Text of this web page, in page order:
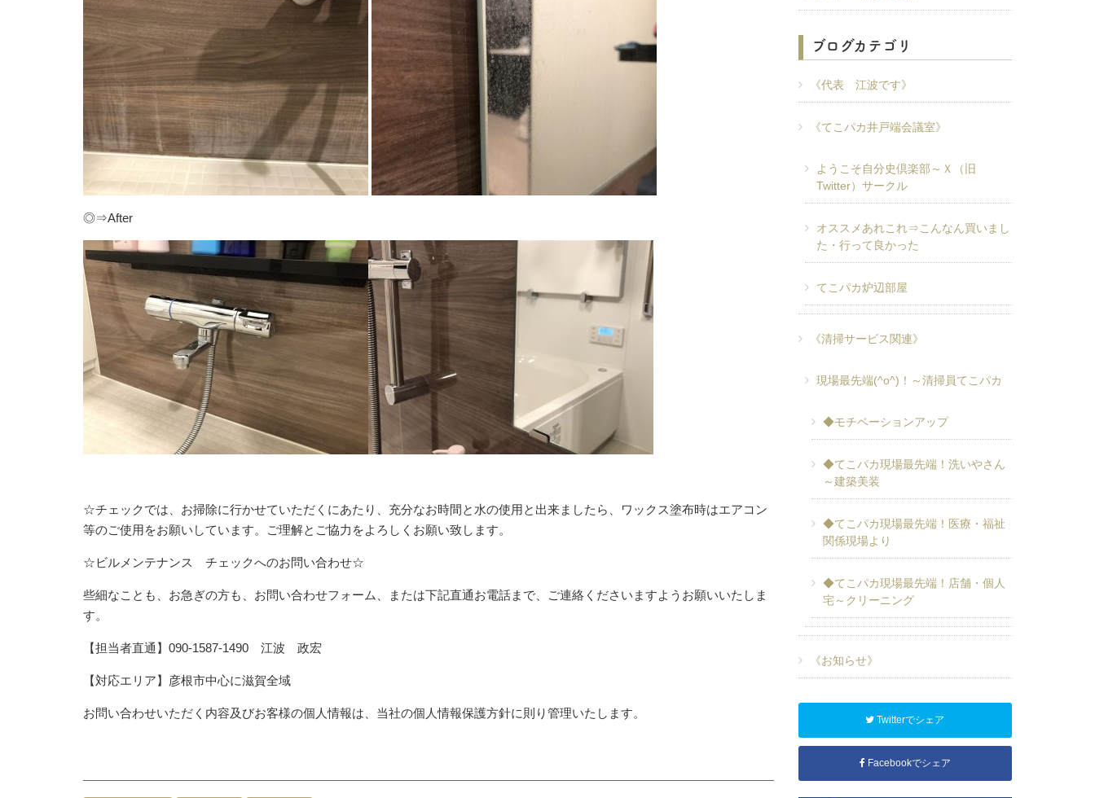
◎⇒After
☆チェックでは、お掃除に行かせていただくにあたり、充分なお時間と水の使用と出来ましたら、ワックス塗布時はエアコン
等のご使用をお願いしています。ご理解とご協力をよろしくお願い致します。
☆ビルメンテナンス チェックへのお問い合わせ☆
些細なことも、お急ぎの方も、お問い合わせフォーム、または下記直通お電話まで、ご連絡くださいますようお願いいたしま
す。
【担当者直通】090-1587-1490 江波 政宏
【対応エリア】彦根市中心に滋賀全域
お問い合わせいただく内容及びお客様の個人情報は、当社の個人情報保護方針に則り管理いたします。
ブログカテゴリ
《代表 江波です》
《てこパカ井戸端会議室》
ようこそ自分史倶楽部～Ｘ（旧
Twitter）サークル
オススメあれこれ⇒こんなん買いまし
た・行って良かった
てこパカ炉辺部屋
《清掃サービス関連》
現場最先端(^o^)！～清掃員てこパカ
◆モチベーションアップ
◆てこパカ現場最先端！洗いやさん
～建築美装
◆てこパカ現場最先端！医療・福祉
関係現場より
◆てこパカ現場最先端！店舗・個人
宅～クリーニング
《お知らせ》
Twitterでシェア
Facebookでシェア